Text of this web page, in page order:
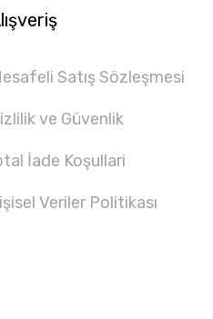
Satış Sözleşmesi
ve Güvenlik
İade Koşullari
Veriler Politikası